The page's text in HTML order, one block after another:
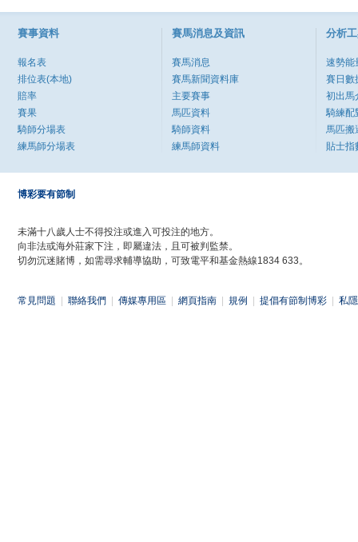
賽事資料
報名表
排位表(本地)
賠率
賽果
騎師分場表
練馬師分場表
賽馬消息及資訊
賽馬消息
賽馬新聞資料庫
主要賽事
馬匹資料
騎師資料
練馬師資料
分析
速勢能
賽日數
初出馬
騎練配
馬匹搬
貼士指
博彩要有節制
未滿十八歲人士不得投注或進入可投注的地方。
向非法或海外莊家下注，即屬違法，且可被判監禁。
切勿沉迷賭博，如需尋求輔導協助，可致電平和基金熱線1834 633。
常見問題 聯絡我們 傳媒專用區 網頁指南 規例 提倡有節制博彩 私